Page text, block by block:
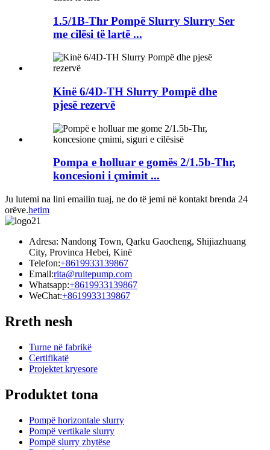
1.5/1B-Thr Pompë Slurry Slurry Ser
me cilësi të lartë ...
Kinë 6/4D-TH Slurry Pompë dhe
pjesë rezervë
Pompa e holluar e gomës 2/1.5b-Thr,
koncesioni i çmimit ...
Ju lutemi na lini emailin tuaj, ne do të jemi në kontakt brenda 24
orëve.hetim
Adresa: Nandong Town, Qarku Gaocheng, Shijiazhuang
City, Provinca Hebei, Kinë
Telefon:+8619933139867
Email:rita@ruitepump.com
Whatsapp:+8619933139867
WeChat:+8619933139867
Rreth nesh
Turne në fabrikë
Certifikatë
Projektet kryesore
Produktet tona
Pompë horizontale slurry
Pompë vertikale slurry
Pompë slurry zhytëse